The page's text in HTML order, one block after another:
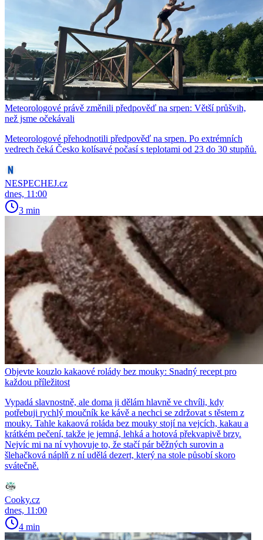
Meteorologové právě změnili předpověď na srpen: Větší průšvih,
než jsme očekávali
Meteorologové přehodnotili předpověď na srpen. Po extrémních
vedrech čeká Česko kolísavé počasí s teplotami od 23 do 30 stupňů.
NESPECHEJ.cz
dnes, 11:00
3 min
Objevte kouzlo kakaové rolády bez mouky: Snadný recept pro
každou příležitost
Vypadá slavnostně, ale doma ji dělám hlavně ve chvíli, kdy
potřebuji rychlý moučník ke kávě a nechci se zdržovat s těstem z
mouky. Tahle kakaová roláda bez mouky stojí na vejcích, kakau a
krátkém pečení, takže je jemná, lehká a hotová překvapivě brzy.
Nejvíc mi na ní vyhovuje to, že stačí pár běžných surovin a
šlehačková náplň z ní udělá dezert, který na stole působí skoro
svátečně.
Cooky.cz
dnes, 11:00
4 min